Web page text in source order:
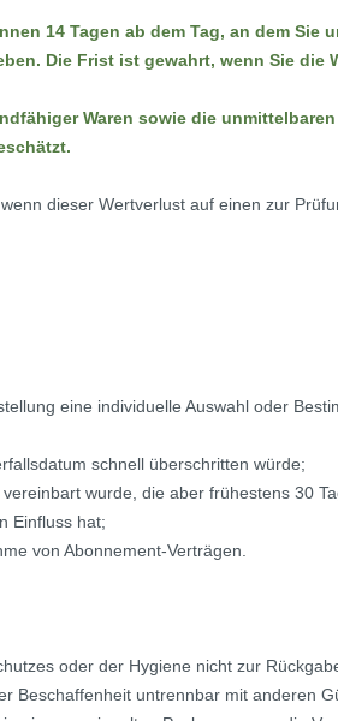
14 Tagen ab dem Tag, an dem
Die Frist ist gewahrt, wenn Sie die
Waren sowie die
dieser Wertverlust auf einen zur
eine individuelle Auswahl oder
schnell überschritten würde;
wurde, die aber frühestens 30
Einfluss hat;
von Abonnement-Verträgen.
oder der Hygiene nicht zur
Beschaffenheit untrennbar mit anderen